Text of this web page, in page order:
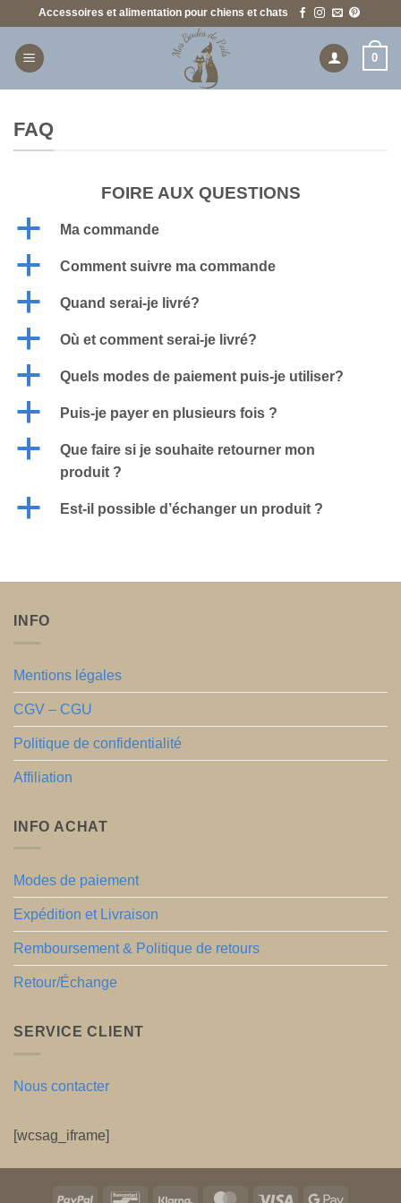
Passer
contenu
Accessoires et alimentation pour chiens et chats
0
FAQ
FOIRE AUX QUESTIONS
a Ma commande
a Comment suivre ma commande
a Quand serai-je livré?
a Où et comment serai-je livré?
a Quels modes de paiement puis-je utiliser?
a Puis-je payer en plusieurs fois ?
a
Que faire si je souhaite retourner mon
produit ?
a Est-il possible d’échanger un produit ?
INFO
Mentions légales
CGV – CGU
Politique de confidentialité
Affiliation
INFO ACHAT
Modes de paiement
Expédition et Livraison
Remboursement & Politique de retours
Retour/Échange
SERVICE CLIENT
Nous contacter
[wcsag_iframe]
PayPal BancontactKlarna MasterCardVisa Google